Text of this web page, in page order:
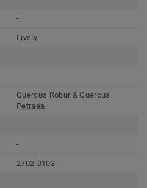
-
Lively
-
Quercus Robur & Quercus
Petraea
-
2702-0103